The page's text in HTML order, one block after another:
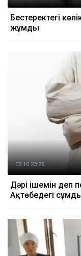
Бестеректегі
жұмды
03.10 23:25
Дәрі ішемін деп
Ақтөбедегі